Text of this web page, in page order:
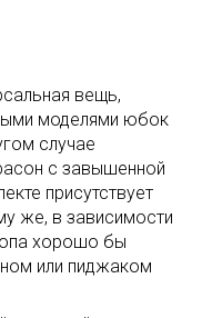
вещь,
моделями юбок
случае
с завышенной
присутствует
же, в зависимости
хорошо бы
или пиджаком